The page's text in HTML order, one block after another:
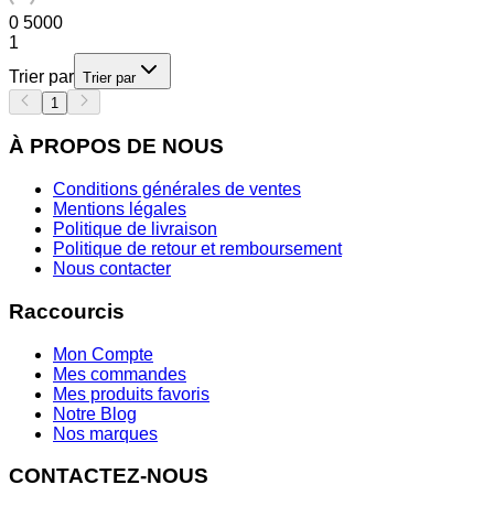
0 5000
1
Trier par Trier par
1
À PROPOS DE NOUS
Conditions générales de ventes
Mentions légales
Politique de livraison
Politique de retour et remboursement
Nous contacter
Raccourcis
Mon Compte
Mes commandes
Mes produits favoris
Notre Blog
Nos marques
CONTACTEZ-NOUS